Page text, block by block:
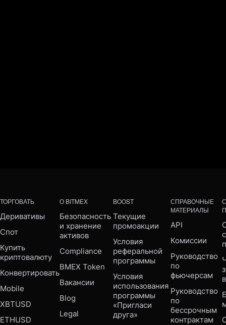
ТОРГОВАТЬ
Деривативы
Спот
Купить
криптовалюту
Конвертировать
Mobile
XBTUSD
ETHUSD
О BITMEX
Безопасность
и хранение
активов
Compliance
BMEX Token
Вакансии
Blog
Legal
BOOST
Текущие
промоакции
Условия
реферальной
программы
Условия
использования
программы
«Пригласи
друга»
СПРАВОЧНЫЕ
МАТЕРИАЛЫ
API
Комиссии
Руководство
по
фьючерсам
Руководство
по
бессрочным
контрактам